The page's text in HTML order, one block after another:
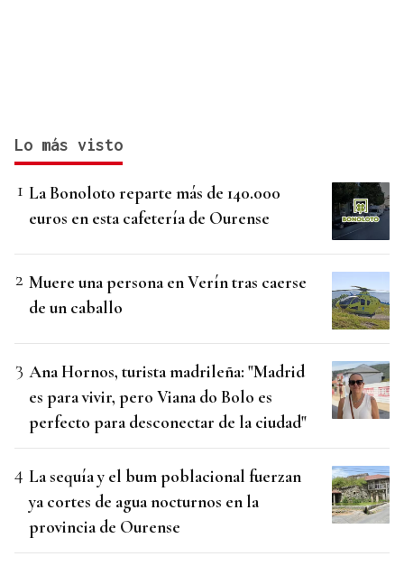
Lo más visto
La Bonoloto reparte más de 140.000
euros en esta cafetería de Ourense
Muere una persona en Verín tras caerse
de un caballo
Ana Hornos, turista madrileña: "Madrid
es para vivir, pero Viana do Bolo es
perfecto para desconectar de la ciudad"
La sequía y el bum poblacional fuerzan
ya cortes de agua nocturnos en la
provincia de Ourense